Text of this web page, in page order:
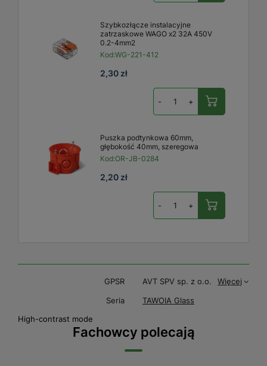
Szybkozłącze instalacyjne
zatrzaskowe WAGO x2 32A 450V
0.2-4mm2
Kod:WG-221-412
2,30 zł
- +
Puszka podtynkowa 60mm,
głębokość 40mm, szeregowa
Kod:OR-JB-0284
2,20 zł
- +
GPSR AVT SPV sp. z o.o.
Więcej
Seria
TAWOIA Glass
High-contrast mode
Fachowcy polecają